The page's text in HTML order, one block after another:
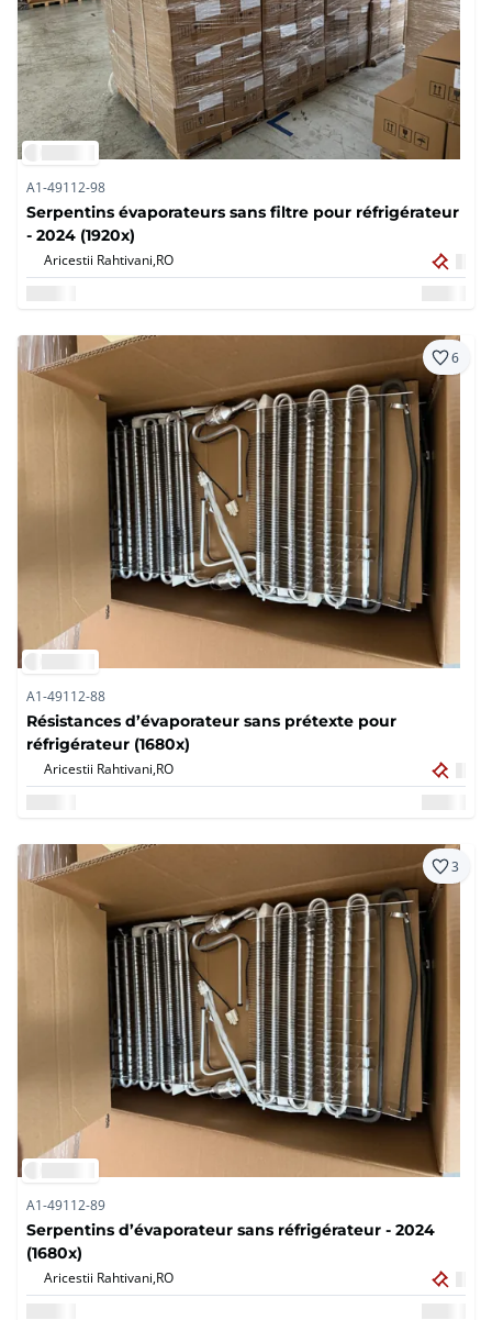
A1-49112-98
Serpentins évaporateurs sans filtre pour réfrigérateur
- 2024 (1920x)
Aricestii Rahtivani,RO
6
A1-49112-88
Résistances d’évaporateur sans prétexte pour
réfrigérateur (1680x)
Aricestii Rahtivani,RO
3
A1-49112-89
Serpentins d’évaporateur sans réfrigérateur - 2024
(1680x)
Aricestii Rahtivani,RO